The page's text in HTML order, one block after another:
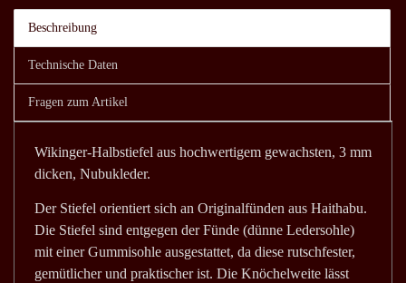
Beschreibung
Technische Daten
Fragen zum Artikel
Wikinger-Halbstiefel aus hochwertigem gewachsten, 3 mm
dicken, Nubukleder.
Der Stiefel orientiert sich an Originalfünden aus Haithabu.
Die Stiefel sind entgegen der Fünde (dünne Ledersohle)
mit einer Gummisohle ausgestattet, da diese rutschfester,
gemütlicher und praktischer ist. Die Knöchelweite lässt